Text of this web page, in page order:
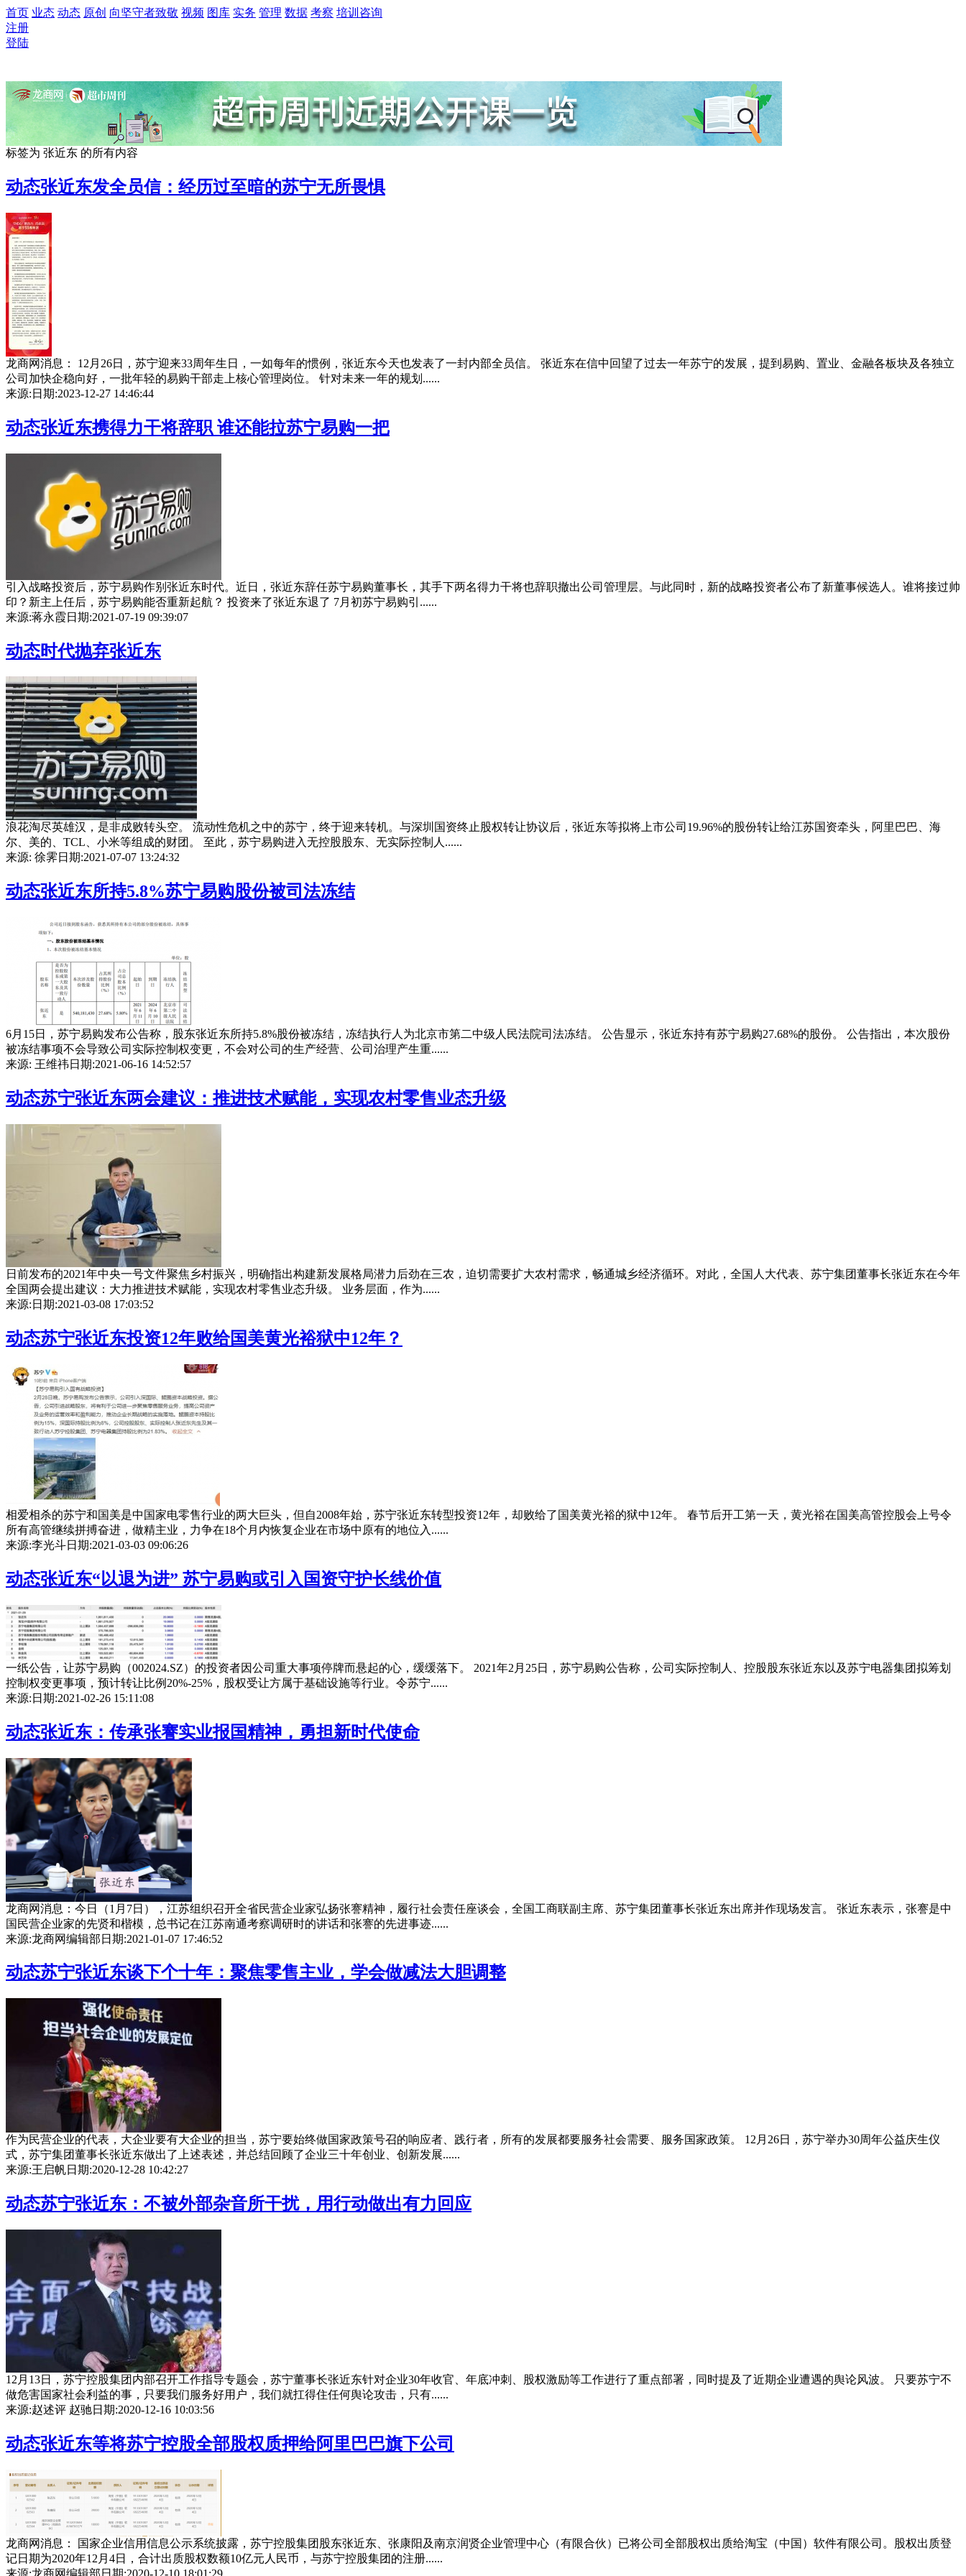
首页 业态 动态 原创 向坚守者致敬 视频 图库 实务 管理 数据 考察 培训咨询
注册
登陆
标签为 张近东 的所有内容
动态张近东发全员信：经历过至暗的苏宁无所畏惧
龙商网消息： 12月26日，苏宁迎来33周年生日，一如每年的惯例，张近东今天也发表了一封内部全员信。 张近东在信中回望了过去一年苏宁的发展，提到易购、置业、金融各板块及各独立
公司加快企稳向好，一批年轻的易购干部走上核心管理岗位。 针对未来一年的规划......
来源: 日期:2023-12-27 14:46:44
动态张近东携得力干将辞职 谁还能拉苏宁易购一把
引入战略投资后，苏宁易购作别张近东时代。近日，张近东辞任苏宁易购董事长，其手下两名得力干将也辞职撤出公司管理层。与此同时，新的战略投资者公布了新董事候选人。谁将接过帅
印？新主上任后，苏宁易购能否重新起航？ 投资来了张近东退了 7月初苏宁易购引......
来源:蒋永霞 日期:2021-07-19 09:39:07
动态时代抛弃张近东
浪花淘尽英雄汉，是非成败转头空。 流动性危机之中的苏宁，终于迎来转机。与深圳国资终止股权转让协议后，张近东等拟将上市公司19.96%的股份转让给江苏国资牵头，阿里巴巴、海
尔、美的、TCL、小米等组成的财团。 至此，苏宁易购进入无控股股东、无实际控制人......
来源: 徐霁 日期:2021-07-07 13:24:32
动态张近东所持5.8%苏宁易购股份被司法冻结
6月15日，苏宁易购发布公告称，股东张近东所持5.8%股份被冻结，冻结执行人为北京市第二中级人民法院司法冻结。 公告显示，张近东持有苏宁易购27.68%的股份。 公告指出，本次股份
被冻结事项不会导致公司实际控制权变更，不会对公司的生产经营、公司治理产生重......
来源: 王维祎日期:2021-06-16 14:52:57
动态苏宁张近东两会建议：推进技术赋能，实现农村零售业态升级
日前发布的2021年中央一号文件聚焦乡村振兴，明确指出构建新发展格局潜力后劲在三农，迫切需要扩大农村需求，畅通城乡经济循环。对此，全国人大代表、苏宁集团董事长张近东在今年
全国两会提出建议：大力推进技术赋能，实现农村零售业态升级。 业务层面，作为......
来源: 日期:2021-03-08 17:03:52
动态苏宁张近东投资12年败给国美黄光裕狱中12年？
相爱相杀的苏宁和国美是中国家电零售行业的两大巨头，但自2008年始，苏宁张近东转型投资12年，却败给了国美黄光裕的狱中12年。 春节后开工第一天，黄光裕在国美高管控股会上号令
所有高管继续拼搏奋进，做精主业，力争在18个月内恢复企业在市场中原有的地位入......
来源:李光斗日期:2021-03-03 09:06:26
动态张近东“以退为进” 苏宁易购或引入国资守护长线价值
一纸公告，让苏宁易购（002024.SZ）的投资者因公司重大事项停牌而悬起的心，缓缓落下。 2021年2月25日，苏宁易购公告称，公司实际控制人、控股股东张近东以及苏宁电器集团拟筹划
控制权变更事项，预计转让比例20%-25%，股权受让方属于基础设施等行业。令苏宁......
来源: 日期:2021-02-26 15:11:08
动态张近东：传承张謇实业报国精神，勇担新时代使命
龙商网消息：今日（1月7日），江苏组织召开全省民营企业家弘扬张謇精神，履行社会责任座谈会，全国工商联副主席、苏宁集团董事长张近东出席并作现场发言。 张近东表示，张謇是中
国民营企业家的先贤和楷模，总书记在江苏南通考察调研时的讲话和张謇的先进事迹......
来源:龙商网编辑部 日期:2021-01-07 17:46:52
动态苏宁张近东谈下个十年：聚焦零售主业，学会做减法大胆调整
作为民营企业的代表，大企业要有大企业的担当，苏宁要始终做国家政策号召的响应者、践行者，所有的发展都要服务社会需要、服务国家政策。 12月26日，苏宁举办30周年公益庆生仪
式，苏宁集团董事长张近东做出了上述表述，并总结回顾了企业三十年创业、创新发展......
来源:王启帆日期:2020-12-28 10:42:27
动态苏宁张近东：不被外部杂音所干扰，用行动做出有力回应
12月13日，苏宁控股集团内部召开工作指导专题会，苏宁董事长张近东针对企业30年收官、年底冲刺、股权激励等工作进行了重点部署，同时提及了近期企业遭遇的舆论风波。 只要苏宁不
做危害国家社会利益的事，只要我们服务好用户，我们就扛得住任何舆论攻击，只有......
来源:赵述评 赵驰日期:2020-12-16 10:03:56
动态张近东等将苏宁控股全部股权质押给阿里巴巴旗下公司
龙商网消息： 国家企业信用信息公示系统披露，苏宁控股集团股东张近东、张康阳及南京润贤企业管理中心（有限合伙）已将公司全部股权出质给淘宝（中国）软件有限公司。股权出质登
记日期为2020年12月4日，合计出质股权数额10亿元人民币，与苏宁控股集团的注册......
来源:龙商网编辑部 日期:2020-12-10 18:01:29